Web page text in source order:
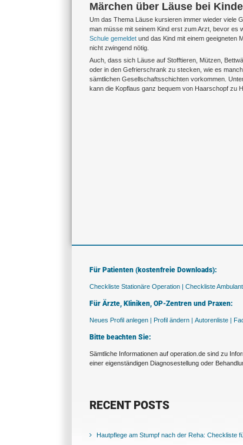
Märchen über Läuse bei
Um das Thema Läuse kursieren immer wieder viele
man müsse mit seinem Kind erst zum Arzt, bevor es
Schule gemeldet und das Kind mit einem geeigneten
nicht zwingend nötig.
Auch, dass sich Läuse auf Stofftieren, Mützen,
oder in den Gefrierschrank zu stecken, wie es
sämtlichen Gesellschaftsschichten vorkommen.
kann die Kopflaus ganz bequem von Haarschopf zu
Für Patienten (kostenfreie Downloads):
Checkliste Stationäre Operation | Checkliste
Für Ärzte, Kliniken, OP-Zentren und Praxen:
Neues Profil anlegen | Profil ändern | Autorenliste |
Bitte beachten Sie:
Sämtliche Informationen auf operation.de sind zu
einer eigenständigen Diagnosestellung oder
RECENT POSTS
Hautpflege am Stumpf nach der Reha: Checkliste